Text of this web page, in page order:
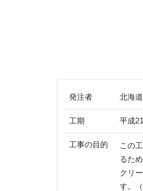
発注者 北海
工期 平成
工事の目的
この
るた
クリ
す。